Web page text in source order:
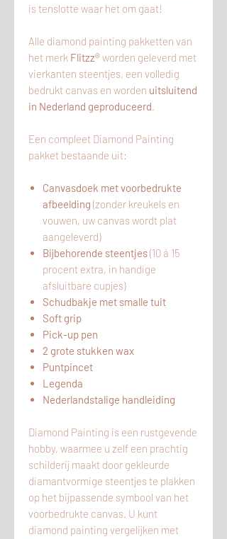
is tenslotte waar het om gaat!
Alle diamond painting pakketten van
het merk Flitzz®worden geleverd met
vierkanten steentjes, een volledig
bedrukt canvas en worden uitsluitend
in Nederland geproduceerd.
Een compleet Diamond Painting
pakket bestaande uit:
Canvasdoek met voorbedrukte
afbeelding (zonder kreukels en
vouwen, uw canvas wordt plat
aangeleverd)
Bijbehorende steentjes(10 á 15
procent extra, in handige
afsluitbare cupjes)
Schudbakje met smalle tuit
Soft grip
Pick-up pen
2 grote stukken wax
Puntpincet
Legenda
Nederlandstalige handleiding
Diamond Painting is een rustgevende
hobby, waarmee u zelf een prachtig
schilderij maakt door gekleurde
diamantvormige steentjes te plakken
op het bijpassende symbool van het
voorbedrukte canvas. U kunt
diamond painting vergelijken met